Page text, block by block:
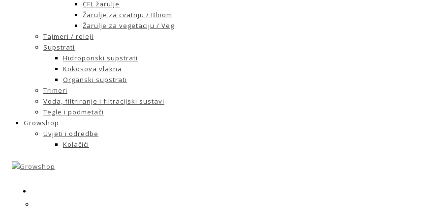
CFL žarulje
Žarulje za cvatnju / Bloom
Žarulje za vegetaciju / Veg
Tajmeri / releji
Supstrati
Hidroponski supstrati
Kokosova vlakna
Organski supstrati
Trimeri
Voda, filtriranje i filtracijski sustavi
Tegle i podmetači
Growshop
Uvjeti i odredbe
Kolačići